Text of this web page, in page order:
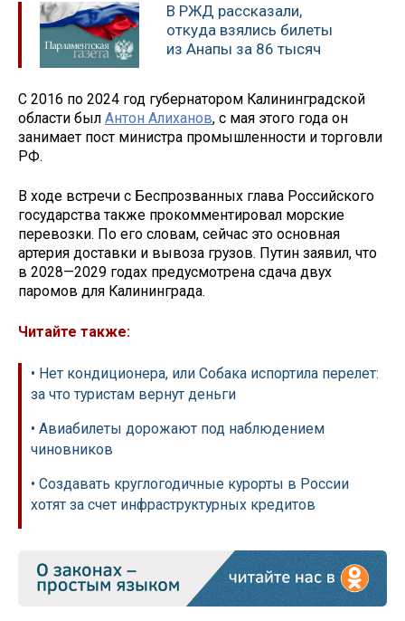
В РЖД рассказали,
откуда взялись билеты
из Анапы за 86 тысяч
С 2016 по 2024 год губернатором Калининградской
области был Антон Алиханов, с мая этого года он
занимает пост министра промышленности и торговли
РФ.
В ходе встречи с Беспрозванных глава Российского
государства также прокомментировал морские
перевозки. По его словам, сейчас это основная
артерия доставки и вывоза грузов. Путин заявил, что
в 2028—2029 годах предусмотрена сдача двух
паромов для Калининграда.
Читайте также:
• Нет кондиционера, или Собака испортила перелет:
за что туристам вернут деньги
• Авиабилеты дорожают под наблюдением
чиновников
• Создавать круглогодичные курорты в России
хотят за счет инфраструктурных кредитов